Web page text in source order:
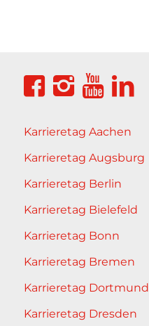
Karrieretag Aachen
Karrieretag Augsburg
Karrieretag Berlin
Karrieretag Bielefeld
Karrieretag Bonn
Karrieretag Bremen
Karrieretag Dortmund
Karrieretag Dresden